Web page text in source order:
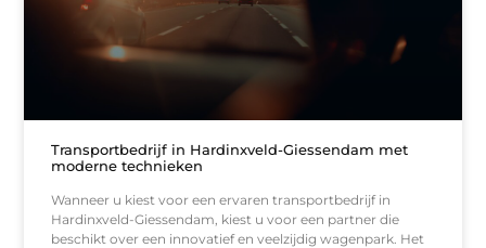
Transportbedrijf in Hardinxveld-Giessendam met
moderne technieken
Wanneer u kiest voor een ervaren transportbedrijf in
Hardinxveld-Giessendam, kiest u voor een partner die
beschikt over een innovatief en veelzijdig wagenpark. Het